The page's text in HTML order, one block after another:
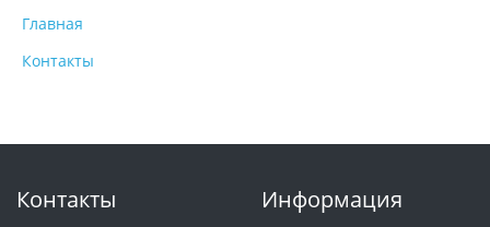
Главная
Контакты
Контакты Информация